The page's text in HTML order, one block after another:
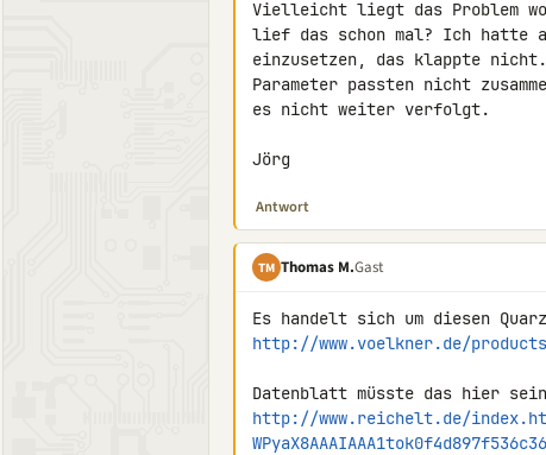
Vielleicht liegt das Problem
lief das schon mal? Ich hatte
einzusetzen, das klappte
Parameter passten nicht
es nicht weiter verfolgt.
Jörg
Antwort
TM Thomas M.Gast
http://www.voelkner.de/
http://www.reichelt.de/